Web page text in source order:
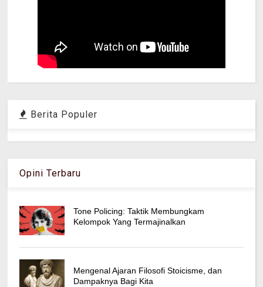
Berita Populer
Opini Terbaru
Tone Policing: Taktik Membungkam
Kelompok Yang Termajinalkan
Mengenal Ajaran Filosofi Stoicisme, dan
Dampaknya Bagi Kita